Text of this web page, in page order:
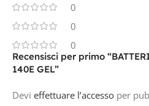
0
0
0
Recensisci per primo
140E GEL”
Devi effettuare l’accesso per